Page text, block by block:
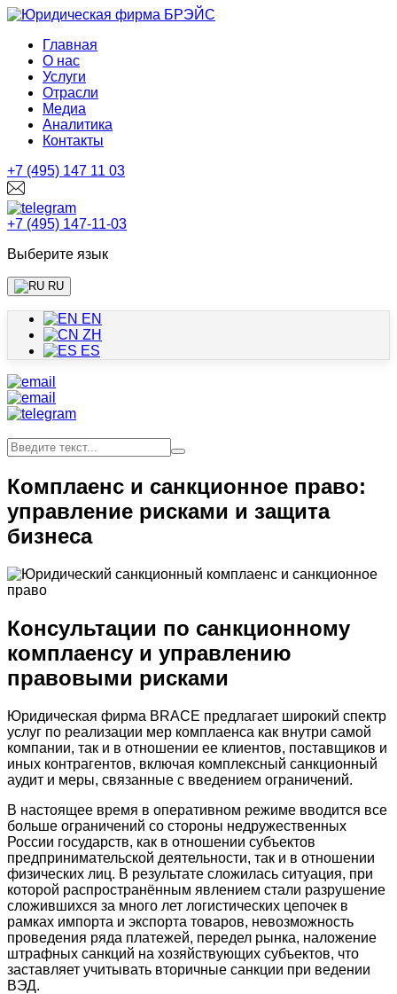
Главная
О нас
Услуги
Отрасли
Медиа
Аналитика
Контакты
+7 (495) 147 11 03
+7 (495) 147-11-03
Выберите язык
RU
EN
ZH
ES
Комплаенс и санкционное право:
управление рисками и защита
бизнеса
Консультации по санкционному
комплаенсу и управлению
правовыми рисками
Юридическая фирма BRACE предлагает широкий спектр
услуг по реализации мер комплаенса как внутри самой
компании, так и в отношении ее клиентов, поставщиков и
иных контрагентов, включая комплексный санкционный
аудит и меры, связанные с введением ограничений.
В настоящее время в оперативном режиме вводится все
больше ограничений со стороны недружественных
России государств, как в отношении субъектов
предпринимательской деятельности, так и в отношении
физических лиц. В результате сложилась ситуация, при
которой распространённым явлением стали разрушение
сложившихся за много лет логистических цепочек в
рамках импорта и экспорта товаров, невозможность
проведения ряда платежей, передел рынка, наложение
штрафных санкций на хозяйствующих субъектов, что
заставляет учитывать вторичные санкции при ведении
ВЭД.